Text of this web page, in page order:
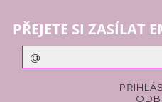
PŘEJETE SI ZASÍLAT